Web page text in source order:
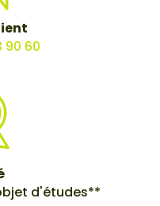
90 60
d'études**